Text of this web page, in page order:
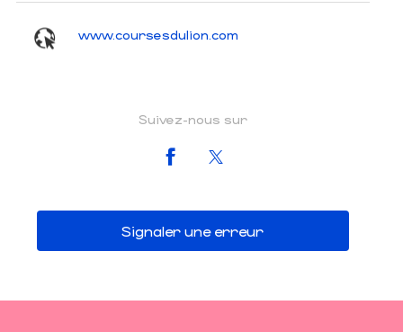
www.coursesdulion.com
Suivez-nous sur
Signaler une erreur